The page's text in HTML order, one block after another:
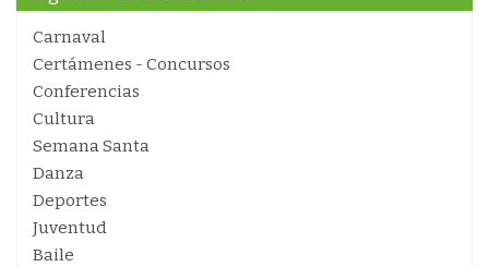
Carnaval
Certámenes - Concursos
Conferencias
Cultura
Semana Santa
Danza
Deportes
Juventud
Baile